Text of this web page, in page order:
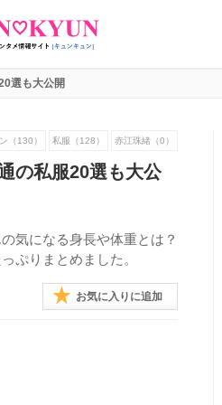
選も大公開
（130） 私服（128） 赤江珠緒（0）
の私服20選も大公
気になる身長や体重とは？
ぷりまとめました。
お気に入りに追加